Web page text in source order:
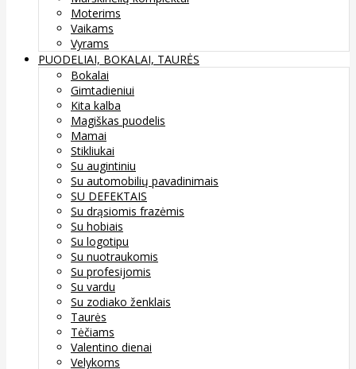
Moterims
Vaikams
Vyrams
PUODELIAI, BOKALAI, TAURĖS
Bokalai
Gimtadieniui
Kita kalba
Magiškas puodelis
Mamai
Stikliukai
Su augintiniu
Su automobilių pavadinimais
SU DEFEKTAIS
Su drąsiomis frazėmis
Su hobiais
Su logotipu
Su nuotraukomis
Su profesijomis
Su vardu
Su zodiako ženklais
Taurės
Tėčiams
Valentino dienai
Velykoms